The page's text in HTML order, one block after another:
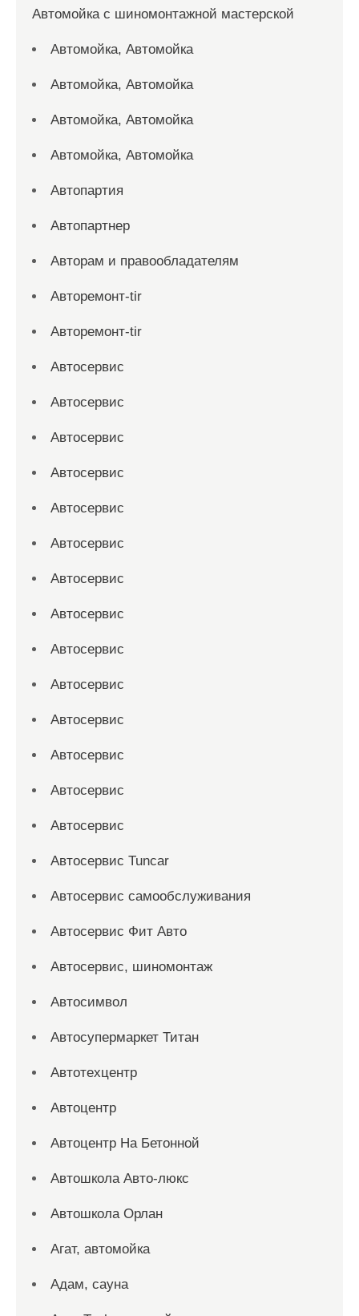
Автомойка с шиномонтажной мастерской
Автомойка, Автомойка
Автомойка, Автомойка
Автомойка, Автомойка
Автомойка, Автомойка
Автопартия
Автопартнер
Авторам и правообладателям
Авторемонт-tir
Авторемонт-tir
Автосервис
Автосервис
Автосервис
Автосервис
Автосервис
Автосервис
Автосервис
Автосервис
Автосервис
Автосервис
Автосервис
Автосервис
Автосервис
Автосервис
Автосервис Tuncar
Автосервис самообслуживания
Автосервис Фит Авто
Автосервис, шиномонтаж
Автосимвол
Автосупермаркет Титан
Автотехцентр
Автоцентр
Автоцентр На Бетонной
Автошкола Авто-люкс
Автошкола Орлан
Агат, автомойка
Адам, сауна